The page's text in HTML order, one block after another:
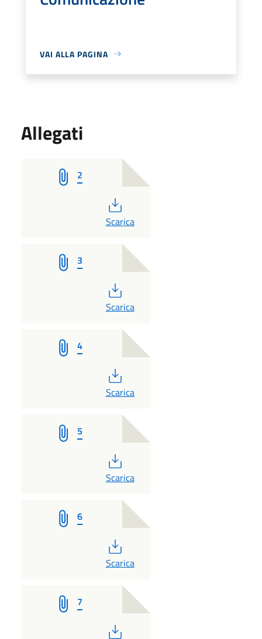
VAI ALLA PAGINA
Allegati
2
PDF
Scarica
3
PDF
Scarica
4
PDF
Scarica
5
PDF
Scarica
6
PDF
Scarica
7